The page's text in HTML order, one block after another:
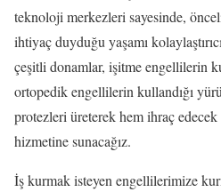
teknoloji merkezleri sayesinde,
ihtiyaç duyduğu yaşamı
çeşitli donamlar, işitme engellilerin
ortopedik engellilerin kullandığı
protezleri üreterek hem ihraç edecek
hizmetine sunacağız.
İş kurmak isteyen engellilerimize